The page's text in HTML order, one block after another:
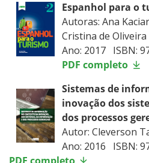
Espanhol para o
Autoras: Ana
Cristina de Oliveira
Ano: 2017 ISBN:
PDF completo
Sistemas de
inovação dos
dos processos
Autor: Cleverson
Ano: 2016 ISBN: